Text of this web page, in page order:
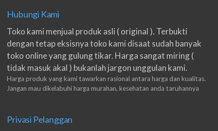
Hubungi Kami
Toko kami menjual produk asli ( original ). Terbukti
dengan tetap eksisnya toko kami disaat sudah banyak
toko online yang gulung tikar. Harga sangat miring (
tidak masuk akal ) bukanlah jargon unggulan kami.
Harga produk yang kami tawarkan rasional antara harga dan kualitas.
Jangan mau dikelabuhi harga murahan, kesehatan anda taruhannya
Privasi Pelanggan